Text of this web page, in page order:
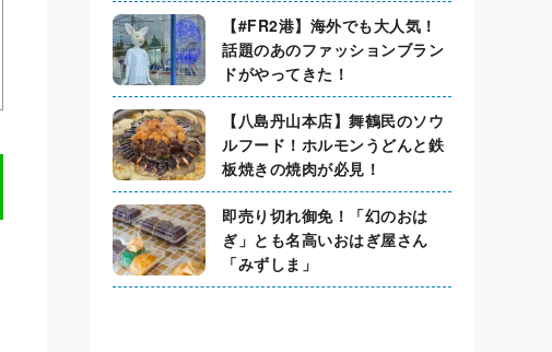
【#FR2港】海外でも大人気！
話題のあのファッションブラン
ドがやってきた！
【八島丹山本店】舞鶴民のソウ
ルフード！ホルモンうどんと鉄
板焼きの焼肉が必見！
即売り切れ御免！「幻のおは
ぎ」とも名高いおはぎ屋さん
「みずしま」